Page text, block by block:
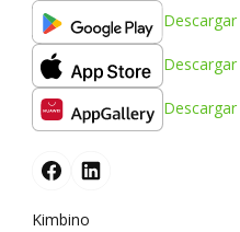
Descargar
Descargar
Descargar
Kimbino